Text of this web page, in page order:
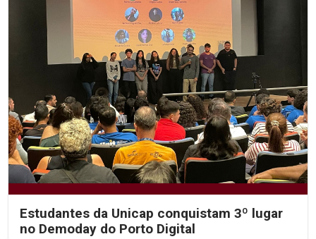
Estudantes da Unicap conquistam 3º lugar
no Demoday do Porto Digital